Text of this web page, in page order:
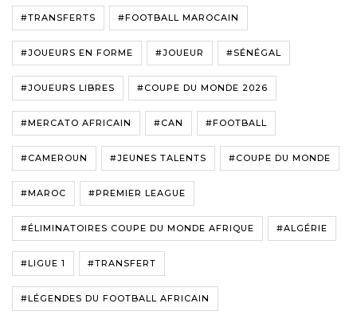
#TRANSFERTS #FOOTBALL MAROCAIN
#JOUEURS EN FORME #JOUEUR #SÉNÉGAL
#JOUEURS LIBRES #COUPE DU MONDE 2026
#MERCATO AFRICAIN #CAN #FOOTBALL
#CAMEROUN #JEUNES TALENTS #COUPE DU MONDE
#MAROC #PREMIER LEAGUE
#ÉLIMINATOIRES COUPE DU MONDE AFRIQUE #ALGÉRIE
#LIGUE 1 #TRANSFERT
#LÉGENDES DU FOOTBALL AFRICAIN